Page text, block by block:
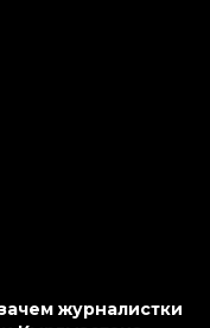
журналистки